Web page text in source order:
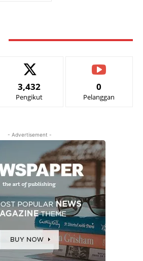
3,432
Pengikut
0
Pelanggan
- Advertisement -